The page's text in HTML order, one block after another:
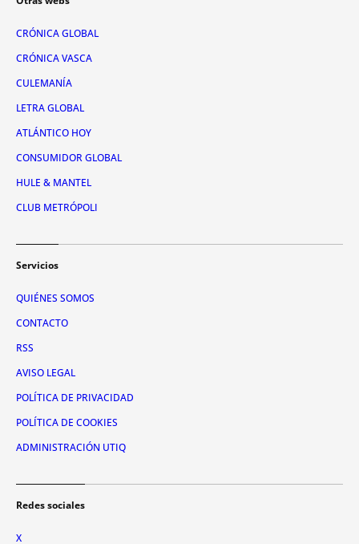
CRÓNICA GLOBAL
CRÓNICA VASCA
CULEMANÍA
LETRA GLOBAL
ATLÁNTICO HOY
CONSUMIDOR GLOBAL
HULE & MANTEL
CLUB METRÓPOLI
Servicios
QUIÉNES SOMOS
CONTACTO
RSS
AVISO LEGAL
POLÍTICA DE PRIVACIDAD
POLÍTICA DE COOKIES
ADMINISTRACIÓN UTIQ
Redes sociales
X